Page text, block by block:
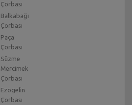
Çorbası
Balkabağı
Çorbası
Paça
Çorbası
Süzme
Mercimek
Çorbası
Ezogelin
Çorbası